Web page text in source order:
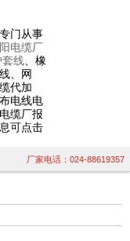
门从事
电缆厂
套线 、橡
、网
代加
电线电
缆厂报
可点击
厂家电话：024-88619357